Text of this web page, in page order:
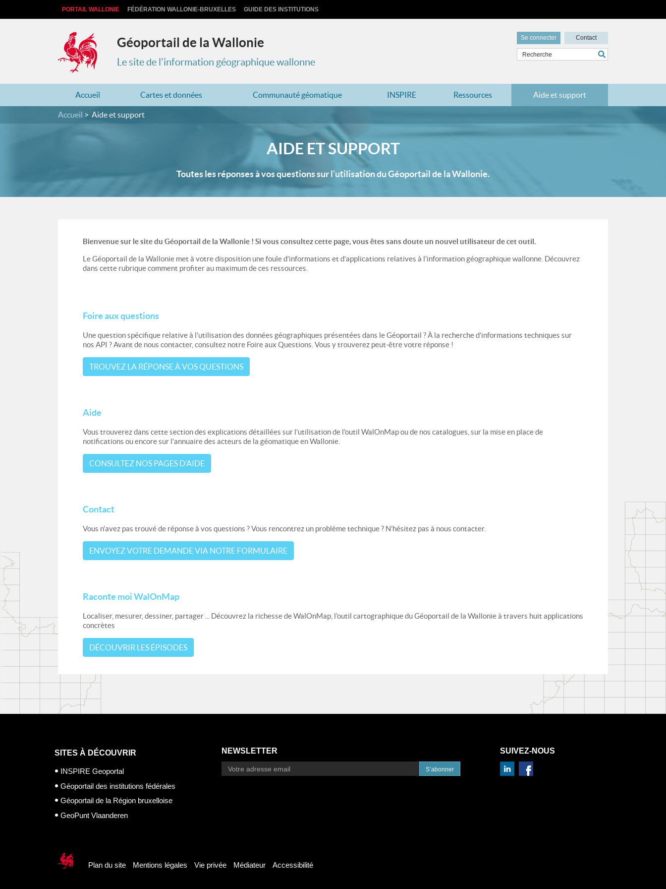
PORTAIL WALLONIE FÉDÉRATION WALLONIE-BRUXELLES GUIDE DES INSTITUTIONS
Géoportail de la Wallonie
Le site de l'information géographique wallonne
Se connecter Contact
Accueil Cartes et données Communauté géomatique INSPIRE Ressources Aide et support
Accueil Aide et support
AIDE ET SUPPORT
Toutes les réponses à vos questions sur l’utilisation du Géoportail de la Wallonie.
Bienvenue sur le site du Géoportail de la Wallonie ! Si vous consultez cette page, vous êtes sans doute un nouvel utilisateur de cet outil.
Le Géoportail de la Wallonie met à votre disposition une foule d’informations et d’applications relatives à l’information géographique wallonne. Découvrez
dans cette rubrique comment profiter au maximum de ces ressources.
Foire aux questions
Une question spécifique relative à l’utilisation des données géographiques présentées dans le Géoportail ? À la recherche d’informations techniques sur
nos API ? Avant de nous contacter, consultez notre Foire aux Questions. Vous y trouverez peut-être votre réponse !
TROUVEZ LA RÉPONSE À VOS QUESTIONS
Aide
Vous trouverez dans cette section des explications détaillées sur l’utilisation de l’outil WalOnMap ou de nos catalogues, sur la mise en place de
notifications ou encore sur l’annuaire des acteurs de la géomatique en Wallonie.
CONSULTEZ NOS PAGES D’AIDE
Contact
Vous n’avez pas trouvé de réponse à vos questions ? Vous rencontrez un problème technique ? N’hésitez pas à nous contacter.
ENVOYEZ VOTRE DEMANDE VIA NOTRE FORMULAIRE
Raconte moi WalOnMap
Localiser, mesurer, dessiner, partager ... Découvrez la richesse de WalOnMap, l'outil cartographique du Géoportail de la Wallonie à travers huit applications
concrètes
DÉCOUVRIR LES ÉPISODES
SITES À DÉCOUVRIR
INSPIRE Geoportal
Géoportail des institutions fédérales
Géoportail de la Région bruxelloise
GeoPunt Vlaanderen
NEWSLETTER
S’abonner
SUIVEZ-NOUS
Plan du site Mentions légales Vie privée Médiateur Accessibilité